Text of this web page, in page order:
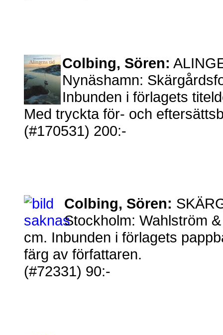
Colbing, Sören:
Nynäshamn:
Inbunden i förlagets
Med tryckta för- och
(#170531) 200:-
Colbing, Sören:
Stockholm: Wahlström
cm. Inbunden i förlagets
färg av författaren.
(#72331) 90:-